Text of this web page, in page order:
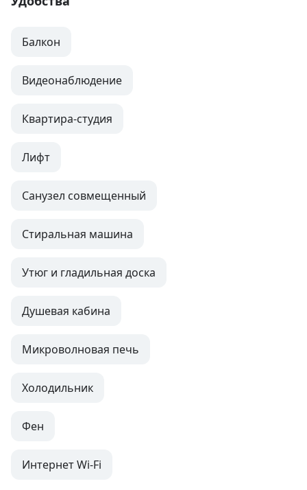
Балкон
Видеонаблюдение
Квартира-студия
Лифт
Санузел совмещенный
Стиральная машина
Утюг и гладильная доска
Душевая кабина
Микроволновая печь
Холодильник
Фен
Интернет Wi-Fi